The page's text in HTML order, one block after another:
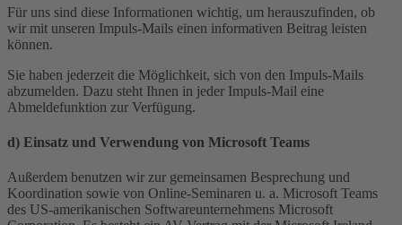
Für uns sind diese Informationen wichtig, um herauszufinden, ob
wir mit unseren Impuls-Mails einen informativen Beitrag leisten
können.
Sie haben jederzeit die Möglichkeit, sich von den Impuls-Mails
abzumelden. Dazu steht Ihnen in jeder Impuls-Mail eine
Abmeldefunktion zur Verfügung.
d) Einsatz und Verwendung von Microsoft Teams
Außerdem benutzen wir zur gemeinsamen Besprechung und
Koordination sowie von Online-Seminaren u. a. Microsoft Teams
des US-amerikanischen Softwareunternehmens Microsoft